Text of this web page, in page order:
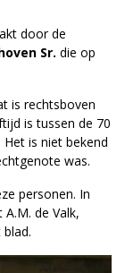
door de
Sr. die op
is rechtsboven
is tussen de 70
is niet bekend
was.
personen. In
de Valk,